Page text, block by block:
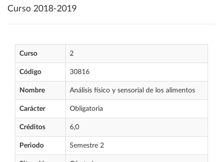
Curso 2018-2019
Curso 2
Código 30816
Nombre Análisis físico y sensorial de los alimentos
Carácter Obligatoria
Créditos 6,0
Periodo Semestre 2